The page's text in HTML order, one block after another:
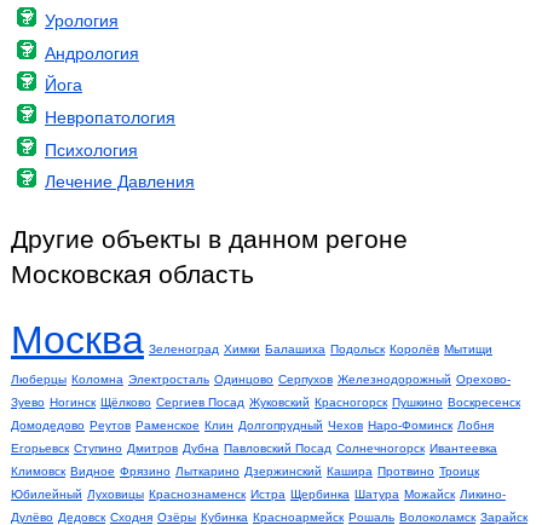
Урология
Андрология
Йога
Невропатология
Психология
Лечение Давления
Другие объекты в данном регоне
Московская область
Москва Зеленоград Химки Балашиха Подольск Королёв Мытищи
Люберцы Коломна Электросталь Одинцово Серпухов Железнодорожный Орехово-
Зуево Ногинск Щёлково Сергиев Посад Жуковский Красногорск Пушкино Воскресенск
Домодедово Реутов Раменское Клин Долгопрудный Чехов Наро-Фоминск Лобня
Егорьевск Ступино Дмитров Дубна Павловский Посад Солнечногорск Ивантеевка
Климовск Видное Фрязино Лыткарино Дзержинский Кашира Протвино Троицк
Юбилейный Луховицы Краснознаменск Истра Щербинка Шатура Можайск Ликино-
Дулёво Дедовск Сходня Озёры Кубинка Красноармейск Рошаль Волоколамск Зарайск